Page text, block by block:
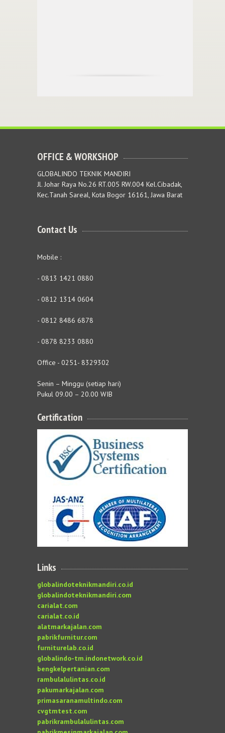
OFFICE & WORKSHOP
GLOBALINDO TEKNIK MANDIRI
Jl. Johar Raya No.26 RT.005 RW.004 Kel.Cibadak,
Kec.Tanah Sareal, Kota Bogor 16161, Jawa Barat
Contact Us
Mobile :
- 0813 1421 0880
- 0812 1314 0604
- 0812 8486 6878
- 0878 8233 0880
Office - 0251- 8329302
Senin – Minggu (setiap hari)
Pukul 09.00 – 20.00 WIB
Certification
Links
globalindoteknikmandiri.co.id
globalindoteknikmandiri.com
carialat.com
carialat.co.id
alatmarkajalan.com
pabrikfurnitur.com
furniturelab.co.id
globalindo-tm.indonetwork.co.id
bengkelpertanian.com
rambulalulintas.co.id
pakumarkajalan.com
primasaranamultindo.com
cvgtmtest.com
pabrikrambulalulintas.com